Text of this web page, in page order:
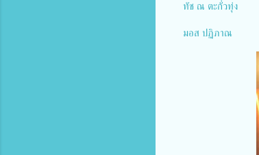
ทัช ณ ตะกั่วทุ่ง
มอส ปฏิภาณ